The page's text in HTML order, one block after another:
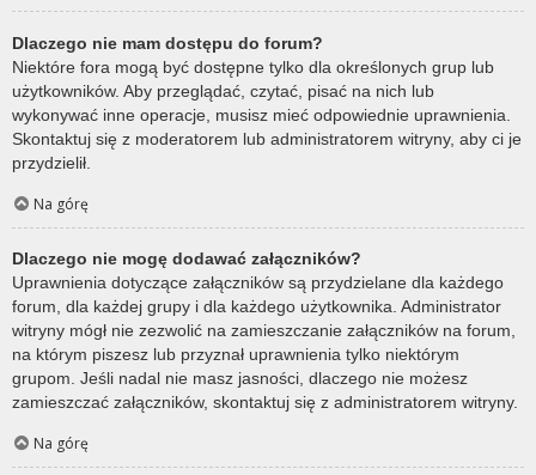
Dlaczego nie mam dostępu do forum?
Niektóre fora mogą być dostępne tylko dla określonych grup lub
użytkowników. Aby przeglądać, czytać, pisać na nich lub
wykonywać inne operacje, musisz mieć odpowiednie uprawnienia.
Skontaktuj się z moderatorem lub administratorem witryny, aby ci je
przydzielił.
Na górę
Dlaczego nie mogę dodawać załączników?
Uprawnienia dotyczące załączników są przydzielane dla każdego
forum, dla każdej grupy i dla każdego użytkownika. Administrator
witryny mógł nie zezwolić na zamieszczanie załączników na forum,
na którym piszesz lub przyznał uprawnienia tylko niektórym
grupom. Jeśli nadal nie masz jasności, dlaczego nie możesz
zamieszczać załączników, skontaktuj się z administratorem witryny.
Na górę